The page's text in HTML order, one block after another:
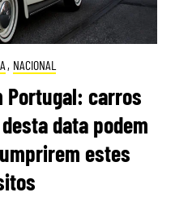
, NACIONAL
Portugal: carros
data podem
estes